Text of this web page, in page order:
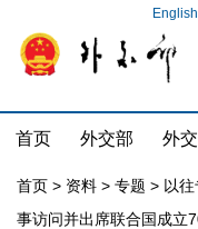
English
首页 外交部 外
首页 > 资料 > 专题 > 以
事访问并出席联合国成立